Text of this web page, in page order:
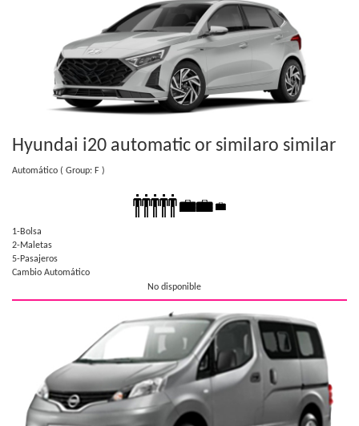
Hyundai i20 automatic or similaro similar
Automático ( Group: F )
1-Bolsa
2-Maletas
5-Pasajeros
Cambio Automático
No disponible